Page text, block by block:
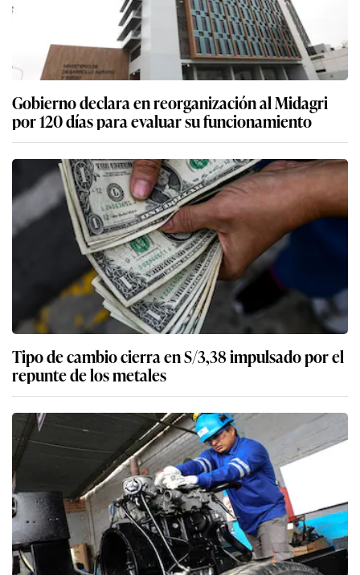
Gobierno declara en reorganización al Midagri
por 120 días para evaluar su funcionamiento
Tipo de cambio cierra en S/3,38 impulsado por el
repunte de los metales